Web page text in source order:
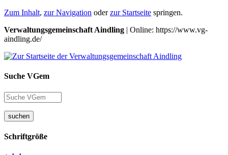
Zum Inhalt, zur Navigation oderzur Startseite springen.
Verwaltungsgemeinschaft Aindling | Online: https://www.vg-
aindling.de/
Suche VGem
suchen
Schriftgröße